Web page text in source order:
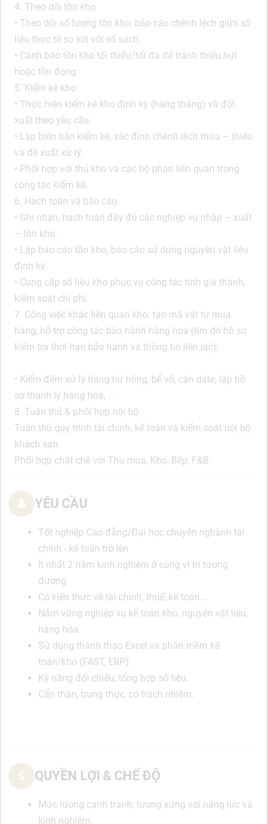
4. Theo dõi tồn kho
• Theo dõi số lượng tồn kho, báo cáo chênh lệch giữa số
liệu thực tế so với với sổ sách.
• Cảnh báo tồn kho tối thiểu/tối đa để tránh thiếu hụt
hoặc tồn đọng.
5. Kiểm kê kho
• Thực hiện kiểm kê kho định kỳ (hàng tháng) và đột
xuất theo yêu cầu.
• Lập biên bản kiểm kê, xác định chênh lệch thừa – thiếu
và đề xuất xử lý.
• Phối hợp với thủ kho và các bộ phận liên quan trong
công tác kiểm kê.
6. Hạch toán và báo cáo
• Ghi nhận, hạch toán đầy đủ các nghiệp vụ nhập – xuất
– tồn kho.
• Lập báo cáo tồn kho, báo cáo sử dụng nguyên vật liệu
định kỳ.
• Cung cấp số liệu kho phục vụ công tác tính giá thành,
kiểm soát chi phí.
7. Công việc khác liên quan kho: tạo mã vật tư mua
hàng; hỗ trợ công tác bảo hành hàng hoá (tìm dò hồ sơ
kiểm tra thời hạn bảo hành và thông tin liên lạc);
• Kiểm đếm xử lý hàng hư hỏng, bể vỡ, cận date, lập hồ
sơ thanh lý hàng hoá, …
8. Tuân thủ & phối hợp nội bộ
Tuân thủ quy trình tài chính, kế toán và kiểm soát nội bộ
khách sạn
Phối hợp chặt chẽ với Thu mua, Kho, Bếp, F&B.
YÊU CẦU
Tốt nghiệp Cao đẳng/Đại học chuyên nghành tài
chính - kế toán trở lên
Ít nhất 2 năm kinh nghiệm ở cùng vị trí tương
đương
Có kiến thức về tài chính, thuế, kế toán…
Nắm vững nghiệp vụ kế toán kho, nguyên vật liệu,
hàng hóa.
Sử dụng thành thạo Excel và phần mềm kế
toán/kho (FAST, ERP).
Kỹ năng đối chiếu, tổng hợp số liệu.
Cẩn thận, trung thực, có trách nhiệm.
QUYỀN LỢI & CHẾ ĐỘ
Mức lương cạnh tranh, tương xứng với năng lực và
kinh nghiệm.